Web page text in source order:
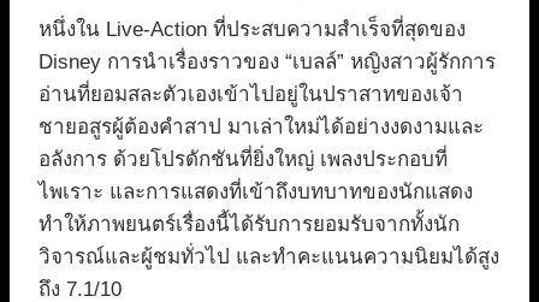
หนึ่งใน Live-Action ที่ประสบความสำเร็จที่สุดของ
Disney การนำเรื่องราวของ “เบลล์” หญิงสาวผู้รักการ
อ่านที่ยอมสละตัวเองเข้าไปอยู่ในปราสาทของเจ้า
ชายอสูรผู้ต้องคำสาป มาเล่าใหม่ได้อย่างงดงามและ
อลังการ ด้วยโปรดักชันที่ยิ่งใหญ่ เพลงประกอบที่
ไพเราะ และการแสดงที่เข้าถึงบทบาทของนักแสดง
ทำให้ภาพยนตร์เรื่องนี้ได้รับการยอมรับจากทั้งนัก
วิจารณ์และผู้ชมทั่วไป และทำคะแนนความนิยมได้สูง
ถึง 7.1/10